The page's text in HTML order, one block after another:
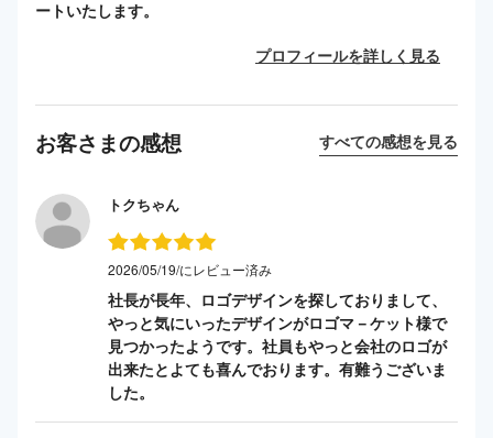
ートいたします。
プロフィールを詳しく見る
お客さまの感想 すべての感想を見る
トクちゃん
2026/05/19/にレビュー済み
社長が長年、ロゴデザインを探しておりまして、
やっと気にいったデザインがロゴマ－ケット様で
見つかったようです。社員もやっと会社のロゴが
出来たとよても喜んでおります。有難うございま
した。